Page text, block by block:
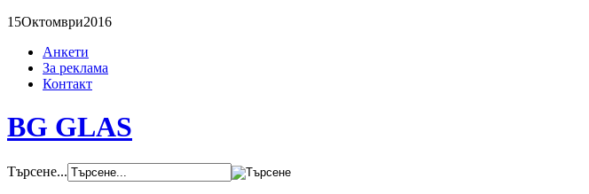
15Октомври2016
Анкети
За реклама
Контакт
BG GLAS
Търсене...